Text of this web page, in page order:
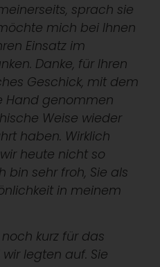
sprach sie
mich bei Ihnen
Einsatz im
Danke, für Ihren
Geschick, mit dem
Hand genommen
Weise wieder
haben. Wirklich
heute nicht so
bin sehr froh, Sie als
in meinem
kurz für das
legten auf. Sie